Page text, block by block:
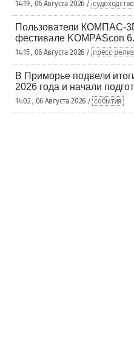
14:19 , 06 Августа 2026 / судоходство
Пользователи КОМПАС-
фестивале KOMPAScon
14:15 , 06 Августа 2026 / пресс-
В Приморье подвели
2026 года и начали
14:02 , 06 Августа 2026 / события